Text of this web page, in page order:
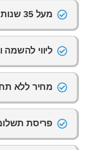
מעל 35 שנות ניסיון בהדרכה
ליווי להשמה
מחיר ללא
פריסת